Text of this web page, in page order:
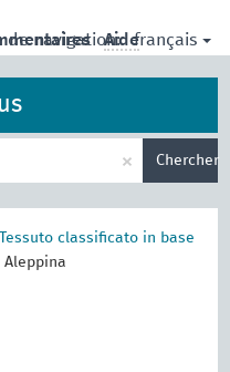
de navigation: français
Aide
× Chercher
Tessuto classificato in base
Aleppina